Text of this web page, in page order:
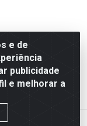
e de
publicidade
e melhorar a
- BA-052,
- CNPJ